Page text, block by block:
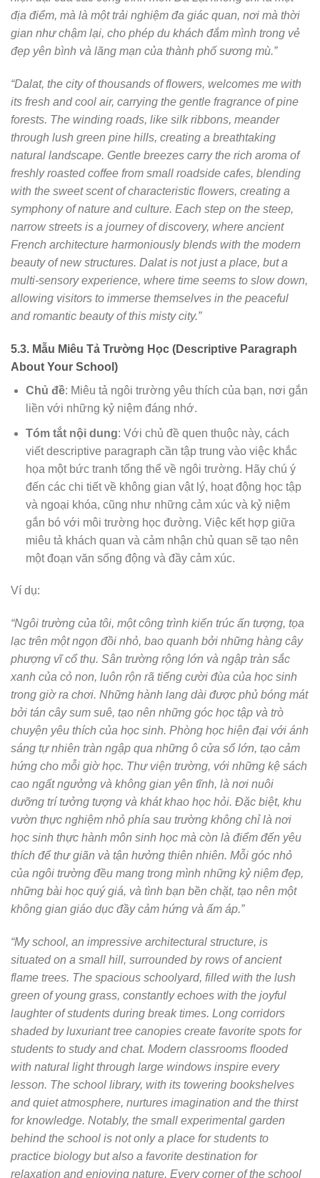
địa điểm, mà là một trải nghiệm đa giác quan, nơi mà thời
gian như chậm lại, cho phép du khách đắm mình trong vẻ
đẹp yên bình và lãng mạn của thành phố sương mù.”
“Dalat, the city of thousands of flowers, welcomes me with
its fresh and cool air, carrying the gentle fragrance of pine
forests. The winding roads, like silk ribbons, meander
through lush green pine hills, creating a breathtaking
natural landscape. Gentle breezes carry the rich aroma of
freshly roasted coffee from small roadside cafes, blending
with the sweet scent of characteristic flowers, creating a
symphony of nature and culture. Each step on the steep,
narrow streets is a journey of discovery, where ancient
French architecture harmoniously blends with the modern
beauty of new structures. Dalat is not just a place, but a
multi-sensory experience, where time seems to slow down,
allowing visitors to immerse themselves in the peaceful
and romantic beauty of this misty city.”
5.3. Mẫu Miêu Tả Trường Học (Descriptive Paragraph
About Your School)
Chủ đề: Miêu tả ngôi trường yêu thích của bạn, nơi gắn
liền với những kỷ niệm đáng nhớ.
Tóm tắt nội dung: Với chủ đề quen thuộc này, cách
viết descriptive paragraph cần tập trung vào việc khắc
họa một bức tranh tổng thể về ngôi trường. Hãy chú ý
đến các chi tiết về không gian vật lý, hoạt động học tập
và ngoại khóa, cũng như những cảm xúc và kỷ niệm
gắn bó với môi trường học đường. Việc kết hợp giữa
miêu tả khách quan và cảm nhận chủ quan sẽ tạo nên
một đoạn văn sống động và đầy cảm xúc.
Ví dụ:
“Ngôi trường của tôi, một công trình kiến trúc ấn tượng, tọa
lạc trên một ngọn đồi nhỏ, bao quanh bởi những hàng cây
phượng vĩ cổ thụ. Sân trường rộng lớn và ngập tràn sắc
xanh của cỏ non, luôn rộn rã tiếng cười đùa của học sinh
trong giờ ra chơi. Những hành lang dài được phủ bóng mát
bởi tán cây sum suê, tạo nên những góc học tập và trò
chuyện yêu thích của học sinh. Phòng học hiện đại với ánh
sáng tự nhiên tràn ngập qua những ô cửa sổ lớn, tạo cảm
hứng cho mỗi giờ học. Thư viện trường, với những kệ sách
cao ngất ngưởng và không gian yên tĩnh, là nơi nuôi
dưỡng trí tưởng tượng và khát khao học hỏi. Đặc biệt, khu
vườn thực nghiệm nhỏ phía sau trường không chỉ là nơi
học sinh thực hành môn sinh học mà còn là điểm đến yêu
thích để thư giãn và tận hưởng thiên nhiên. Mỗi góc nhỏ
của ngôi trường đều mang trong mình những kỷ niệm đẹp,
những bài học quý giá, và tình bạn bền chặt, tạo nên một
không gian giáo dục đầy cảm hứng và ấm áp.”
“My school, an impressive architectural structure, is
situated on a small hill, surrounded by rows of ancient
flame trees. The spacious schoolyard, filled with the lush
green of young grass, constantly echoes with the joyful
laughter of students during break times. Long corridors
shaded by luxuriant tree canopies create favorite spots for
students to study and chat. Modern classrooms flooded
with natural light through large windows inspire every
lesson. The school library, with its towering bookshelves
and quiet atmosphere, nurtures imagination and the thirst
for knowledge. Notably, the small experimental garden
behind the school is not only a place for students to
practice biology but also a favorite destination for
relaxation and enjoying nature. Every corner of the school